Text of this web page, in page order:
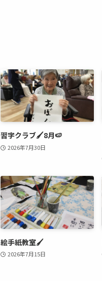
習字クラブ🖌8月🍉
2026年7月30日
絵手紙教室🖌
2026年7月15日